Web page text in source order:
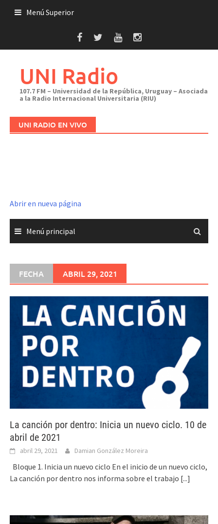
Menú Superior
UNI Radio
107.7 FM – Universidad de la República, Uruguay – Asociada
a la Radio Internacional Universitaria (RIU)
UNI RADIO EN VIVO
Abrir en nueva página
Menú principal
FECHA ABRIL 29, 2021
La canción por dentro: Inicia un nuevo ciclo. 10 de
abril de 2021
abril 29, 2021 Damian González Moreira
Bloque 1. Inicia un nuevo ciclo En el inicio de un nuevo ciclo,
La canción por dentro nos informa sobre el trabajo [...]